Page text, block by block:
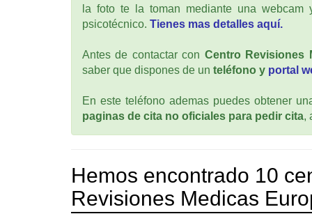
la foto te la toman mediante una
psicotécnico. Tienes mas detalles aquí.
Antes de contactar con Centro Revisiones
saber que dispones de un teléfono y portal
En este teléfono ademas puedes obtener
paginas de cita no oficiales para pedir cita,
Hemos encontrado 10
Revisiones Medicas